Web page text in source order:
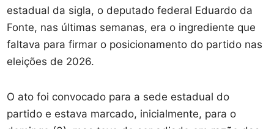
estadual da sigla, o deputado federal Eduardo da
Fonte, nas últimas semanas, era o ingrediente que
faltava para firmar o posicionamento do partido nas
eleições de 2026.
O ato foi convocado para a sede estadual do
partido e estava marcado, inicialmente, para o